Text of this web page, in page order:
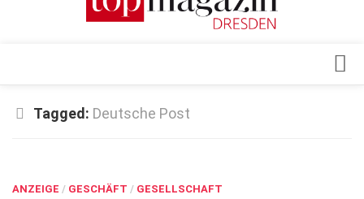
Top Gesundheitsforum Dresden / Ostsachsen
Geschäft
Tagged: Deutsche Post
ANZEIGE / GESCHÄFT / GESELLSCHAFT